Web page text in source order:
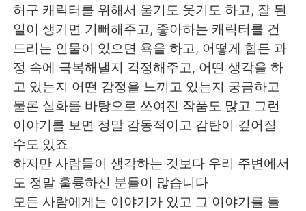
Türkçe Tiếng Việt
Português
허구 캐릭터를 위해서 울기도 웃기도 하고, 잘 된
일이 생기면 기뻐해주고, 좋아하는 캐릭터를 건
드리는 인물이 있으면 욕을 하고, 어떻게 힘든 과
정 속에 극복해낼지 걱정해주고, 어떤 생각을 하
고 있는지 어떤 감정을 느끼고 있는지 궁금하고
물론 실화를 바탕으로 쓰여진 작품도 많고 그런
이야기를 보면 정말 감동적이고 감탄이 깊어질
수도 있죠
하지만 사람들이 생각하는 것보다 우리 주변에서
도 정말 훌륭하신 분들이 많습니다
모든 사람에게는 이야기가 있고 그 이야기를 들